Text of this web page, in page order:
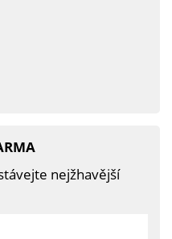
nejžhavější